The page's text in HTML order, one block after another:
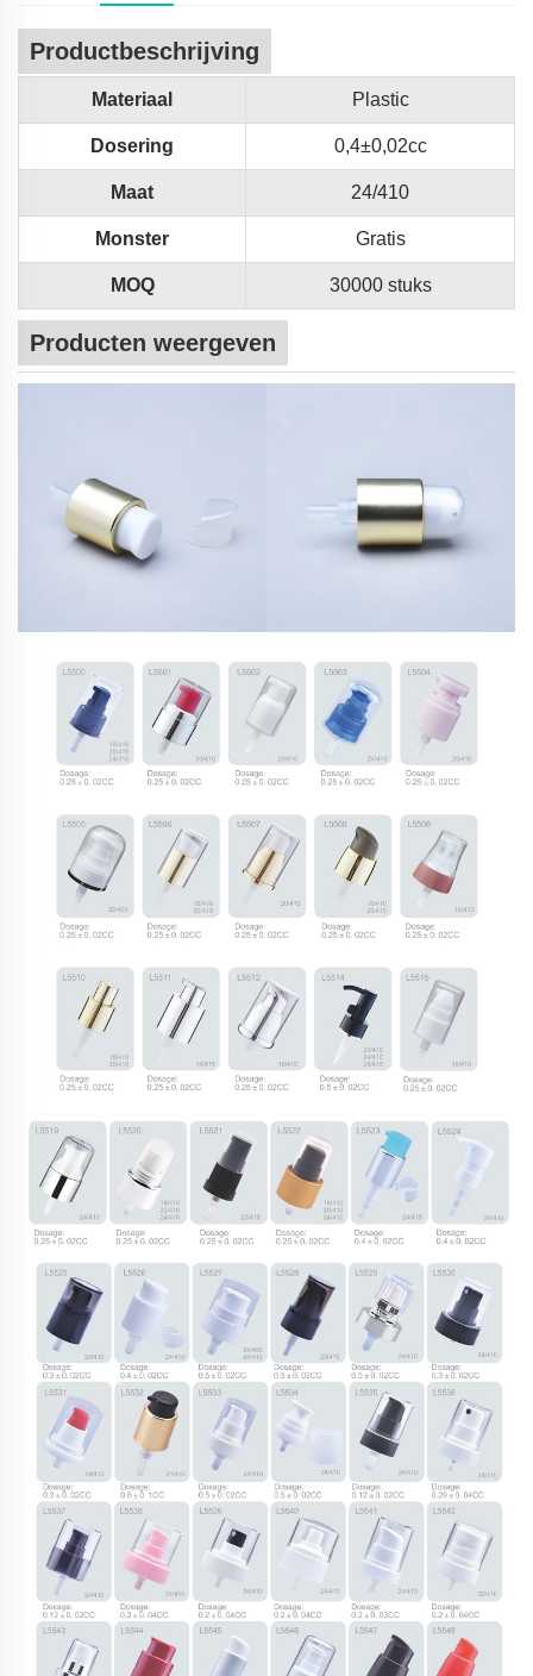
Productbeschrijving
Materiaal Plastic
Dosering 0,4±0,02cc
Maat 24/410
Monster Gratis
MOQ 30000 stuks
Producten weergeven